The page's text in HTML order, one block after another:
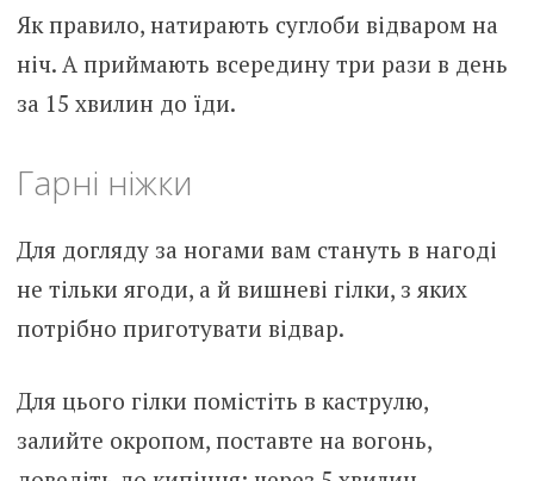
Як правило, натирають суглоби відваром на
ніч. А приймають всередину три рази в день
за 15 хвилин до їди.
Гарні ніжки
Для догляду за ногами вам стануть в нагоді
не тільки ягоди, а й вишневі гілки, з яких
потрібно приготувати відвар.
Для цього гілки помістіть в каструлю,
залийте окропом, поставте на вогонь,